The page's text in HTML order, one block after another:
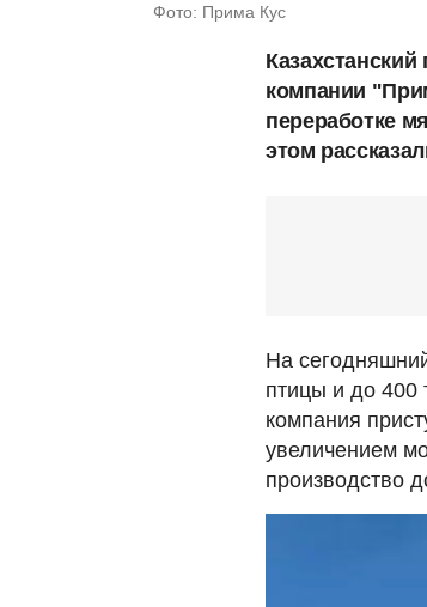
Фото: Прима Кус
компании
переработке
этом
На
птицы и до 400
компания
увеличением
производство